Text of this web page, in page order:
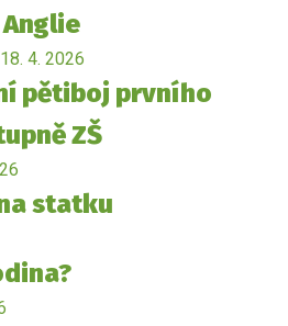
Anglie
18. 4. 2026
pětiboj prvního
ZŠ
statku